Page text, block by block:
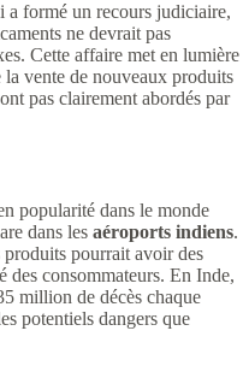
a formé un recours judiciaire,
ne devrait pas
Cette affaire met en lumière
la vente de nouveaux produits
pas clairement abordés par
popularité dans le monde
dans les aéroports indiens.
produits pourrait avoir des
des consommateurs. En Inde,
million de décès chaque
potentiels dangers que